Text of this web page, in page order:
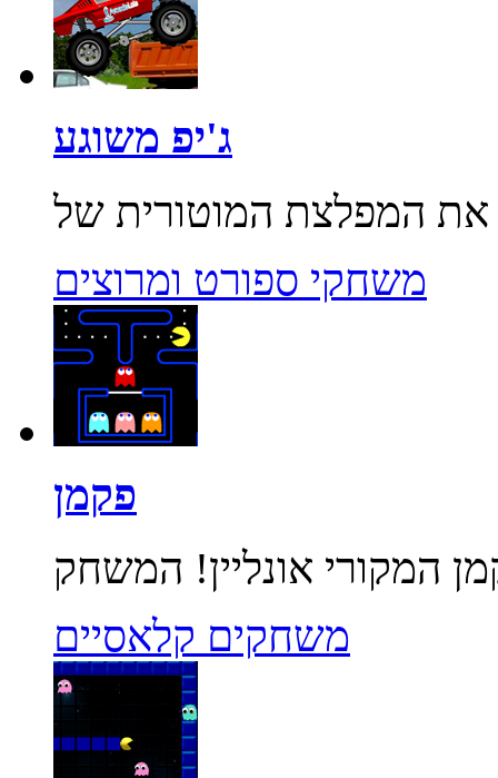
ג'יפ משוגע
משחקי ספורט ומרוצים
פקמן
משחקים קלאסיים